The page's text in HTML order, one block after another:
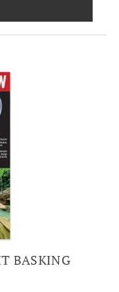
BASKING